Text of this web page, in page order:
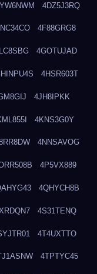
4DZ5J3RQ
4F88GRG8
4GOTUJAD
4HSR603T
4JH8IPKK
4KNS3G0Y
4NNSAVOG
4P5VX889
4QHYCH8B
4S31TENQ
4T4UXTTO
4TPTYC45